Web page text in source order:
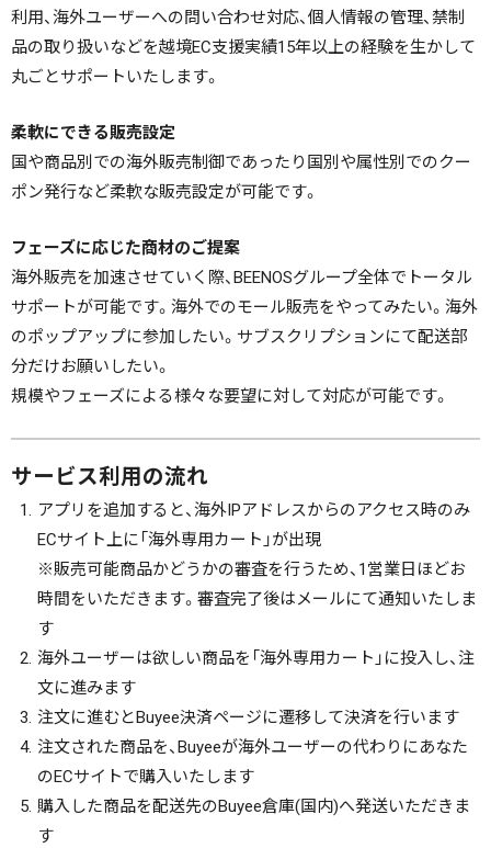
利用、海外ユーザーへの問い合わせ対応、個人情報の管理、禁制
品の取り扱いなどを越境EC支援実績15年以上の経験を生かして
丸ごとサポートいたします。
柔軟にできる販売設定
国や商品別での海外販売制御であったり国別や属性別でのクー
ポン発行など柔軟な販売設定が可能です。
フェーズに応じた商材のご提案
海外販売を加速させていく際、BEENOSグループ全体でトータル
サポートが可能です。海外でのモール販売をやってみたい。海外
のポップアップに参加したい。サブスクリプションにて配送部
分だけお願いしたい。
規模やフェーズによる様々な要望に対して対応が可能です。
サービス利用の流れ
アプリを追加すると、海外IPアドレスからのアクセス時のみ
ECサイト上に「海外専用カート」が出現
※販売可能商品かどうかの審査を行うため、1営業日ほどお
時間をいただきます。審査完了後はメールにて通知いたしま
す
海外ユーザーは欲しい商品を「海外専用カート」に投入し、注
文に進みます
注文に進むとBuyee決済ページに遷移して決済を行います
注文された商品を、Buyeeが海外ユーザーの代わりにあなた
のECサイトで購入いたします
購入した商品を配送先のBuyee倉庫(国内)へ発送いただきま
す